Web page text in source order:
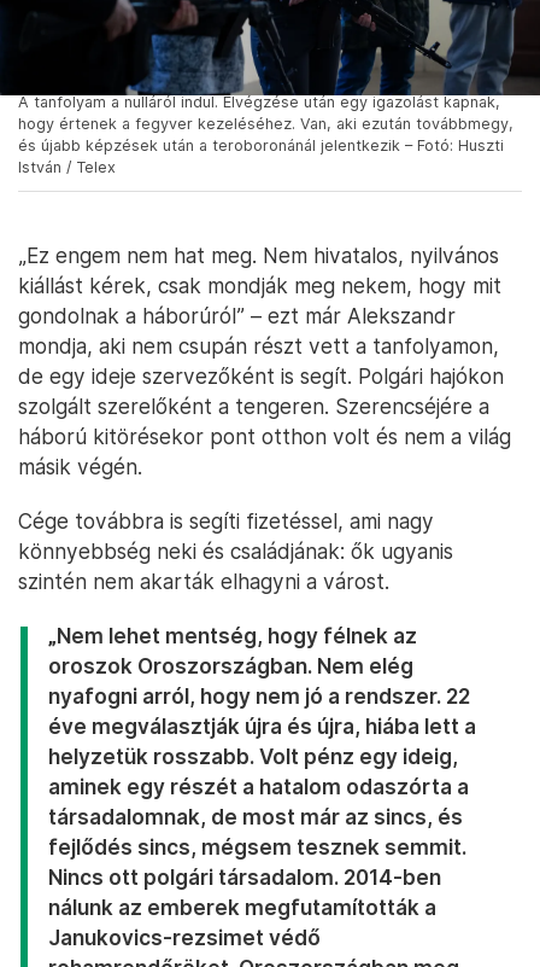
A tanfolyam a nulláról indul. Elvégzése után egy igazolást kapnak,
hogy értenek a fegyver kezeléséhez. Van, aki ezután továbbmegy,
és újabb képzések után a teroboronánál jelentkezik – Fotó: Huszti
István / Telex
„Ez engem nem hat meg. Nem hivatalos, nyilvános